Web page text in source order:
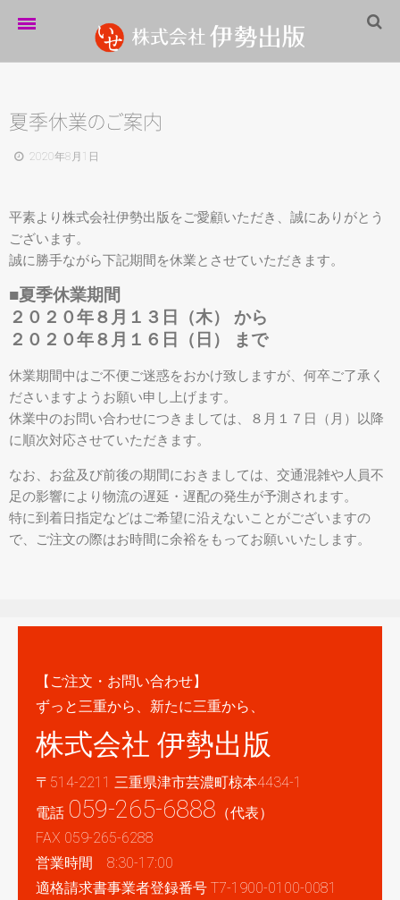
伊勢出版だより
営業案内
企業情報
採用情報
パートナーシップ
お問い合わせ
サイトマップ
夏季休業のご案内
2020年8月1日
平素より株式会社伊勢出版をご愛顧いただき、誠にありがとう
ございます。
誠に勝手ながら下記期間を休業とさせていただきます。
■夏季休業期間
２０２０年８月１３日（木） から
２０２０年８月１６日（日） まで
休業期間中はご不便ご迷惑をおかけ致しますが、何卒ご了承く
ださいますようお願い申し上げます。
休業中のお問い合わせにつきましては、８月１７日（月）以降
に順次対応させていただきます。
なお、お盆及び前後の期間におきましては、交通混雑や人員不
足の影響により物流の遅延・遅配の発生が予測されます。
特に到着日指定などはご希望に沿えないことがございますの
で、ご注文の際はお時間に余裕をもってお願いいたします。
【ご注文・お問い合わせ】
ずっと三重から、新たに三重から、
株式会社 伊勢出版
〒514-2211 三重県津市芸濃町椋本4434-1
電話 059-265-6888 （代表）
FAX 059-265-6288
営業時間 8:30-17:00
適格請求書事業者登録番号 T7-1900-0100-0081